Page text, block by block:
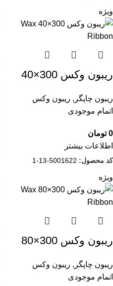
ویژه
ریبون وکس 300×40
ریبون چاپگر , ریبون وکس
اتمام موجودی
0 تومان
اطلاعات بیشتر
کد محصول: 5001622-13-1
ویژه
ریبون وکس 300×80
ریبون چاپگر , ریبون وکس
اتمام موجودی